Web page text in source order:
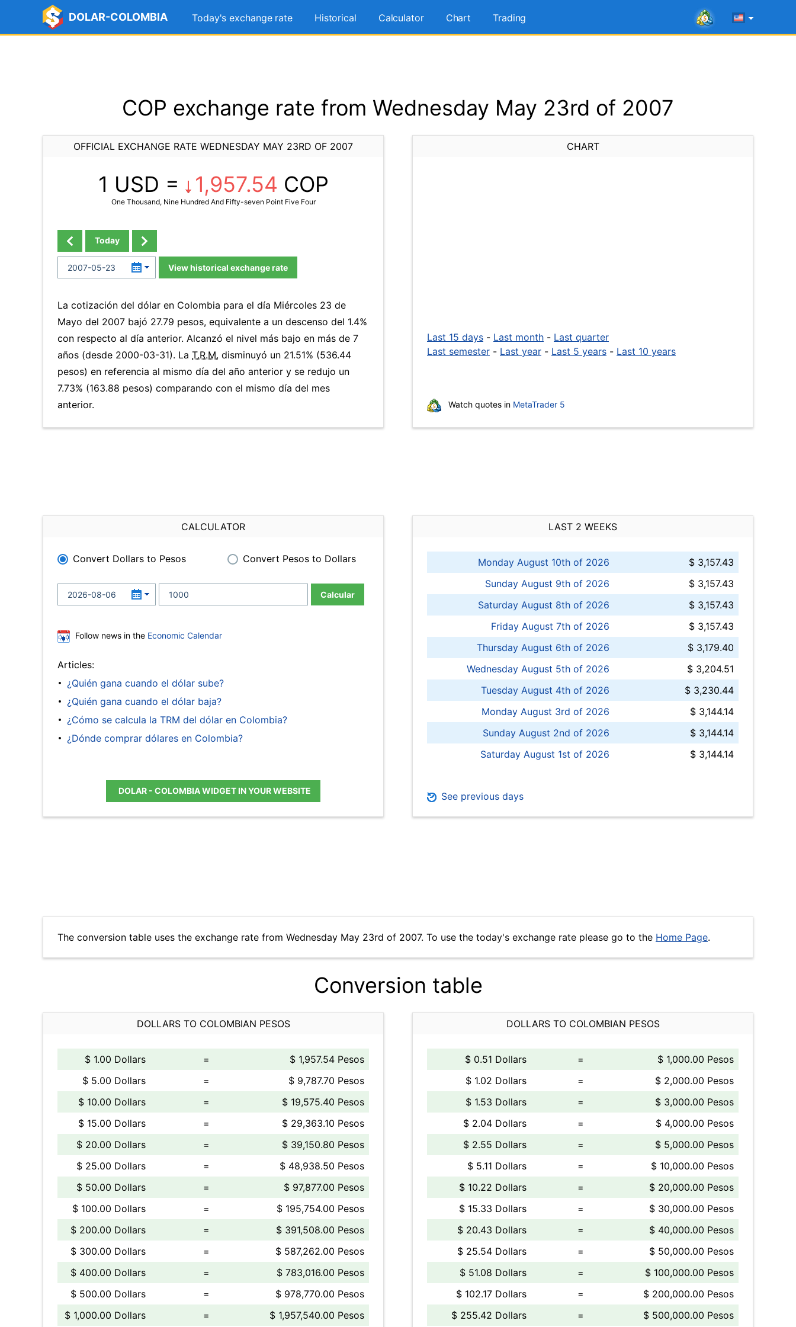
DOLAR-COLOMBIA Today's exchange rate Historical Calculator Chart Trading
COP exchange rate from Wednesday May 23rd of 2007
OFFICIAL EXCHANGE RATE WEDNESDAY MAY 23RD OF 2007
1 USD = 1,957.54 COP
One Thousand, Nine Hundred And Fifty-seven Point Five Four
Today
View historical exchange rate
La cotización del dólar en Colombia para el día Miércoles 23 de
Mayo del 2007 bajó 27.79 pesos, equivalente a un descenso del 1.4%
con respecto al día anterior. Alcanzó el nivel más bajo en más de 7
años (desde 2000-03-31). La T.R.M. disminuyó un 21.51% (536.44
pesos) en referencia al mismo día del año anterior y se redujo un
7.73% (163.88 pesos) comparando con el mismo día del mes
anterior.
CHART
Last 15 days - Last month - Last quarter
Last semester - Last year - Last 5 years - Last 10 years
Watch quotes in MetaTrader 5
CALCULATOR
Convert Dollars to Pesos Convert Pesos to Dollars
Calcular
Follow news in the Economic Calendar
Articles:
¿Quién gana cuando el dólar sube?
¿Quién gana cuando el dólar baja?
¿Cómo se calcula la TRM del dólar en Colombia?
¿Dónde comprar dólares en Colombia?
DOLAR - COLOMBIA WIDGET IN YOUR WEBSITE
LAST 2 WEEKS
Monday August 10th of 2026
$ 3,157.43
Sunday August 9th of 2026
$ 3,157.43
Saturday August 8th of 2026
$ 3,157.43
Friday August 7th of 2026
$ 3,157.43
Thursday August 6th of 2026
$ 3,179.40
Wednesday August 5th of 2026
$ 3,204.51
Tuesday August 4th of 2026
$ 3,230.44
Monday August 3rd of 2026
$ 3,144.14
Sunday August 2nd of 2026
$ 3,144.14
Saturday August 1st of 2026
$ 3,144.14
See previous days
The conversion table uses the exchange rate from Wednesday May 23rd of 2007. To use the today's exchange rate please go to the Home Page.
Conversion table
DOLLARS TO COLOMBIAN PESOS
$ 1.00 Dollars =
$ 1,957.54 Pesos
$ 5.00 Dollars
=
$ 9,787.70 Pesos
$ 10.00 Dollars
=
$ 19,575.40 Pesos
$ 15.00 Dollars
=
$ 29,363.10 Pesos
$ 20.00 Dollars
=
$ 39,150.80 Pesos
$ 25.00 Dollars
=
$ 48,938.50 Pesos
$ 50.00 Dollars
=
$ 97,877.00 Pesos
$ 100.00 Dollars
=
$ 195,754.00 Pesos
$ 200.00 Dollars
=
$ 391,508.00 Pesos
$ 300.00 Dollars
=
$ 587,262.00 Pesos
$ 400.00 Dollars
=
$ 783,016.00 Pesos
$ 500.00 Dollars
=
$ 978,770.00 Pesos
$ 1,000.00 Dollars
= $ 1,957,540.00 Pesos
DOLLARS TO COLOMBIAN PESOS
$ 0.51 Dollars =
$ 1,000.00 Pesos
$ 1.02 Dollars
=
$ 2,000.00 Pesos
$ 1.53 Dollars
=
$ 3,000.00 Pesos
$ 2.04 Dollars
=
$ 4,000.00 Pesos
$ 2.55 Dollars
=
$ 5,000.00 Pesos
$ 5.11 Dollars
=
$ 10,000.00 Pesos
$ 10.22 Dollars
=
$ 20,000.00 Pesos
$ 15.33 Dollars
=
$ 30,000.00 Pesos
$ 20.43 Dollars
=
$ 40,000.00 Pesos
$ 25.54 Dollars
=
$ 50,000.00 Pesos
$ 51.08 Dollars
=
$ 100,000.00 Pesos
$ 102.17 Dollars
=
$ 200,000.00 Pesos
$ 255.42 Dollars
= $ 500,000.00 Pesos